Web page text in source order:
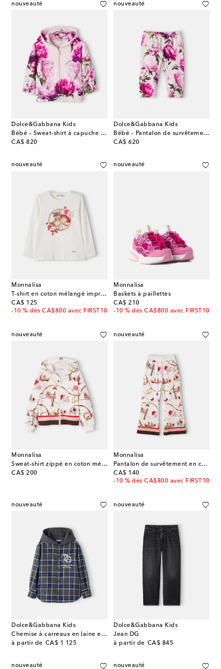
nouveauté
Dolce&Gabbana Kids
Bébé – Sweat-shirt à capuche en coton
CA$ 820
original price
nouveauté
Dolce&Gabbana Kids
Bébé – Pantalon de survêtement en coton
CA$ 620
original price
nouveauté
Monnalisa
T-shirt en coton mélangé imprimé
CA$ 125
original price
-10 % dès CA$800 avec FIRST10
nouveauté
Monnalisa
Baskets à paillettes
CA$ 210
original price
-10 % dès CA$800 avec FIRST10
nouveauté
Monnalisa
Sweat-shirt zippé en coton mélangé à imprimé
CA$ 200
original price
nouveauté
Monnalisa
Pantalon de survêtement en coton mélangé imprimé
CA$ 140
original price
-10 % dès CA$800 avec FIRST10
nouveauté
Dolce&Gabbana Kids
Chemise à carreaux en laine et coton
à partir de CA$ 1 125
original price
nouveauté
Dolce&Gabbana Kids
Jean DG
à partir de CA$ 845
original price
nouveauté nouveauté